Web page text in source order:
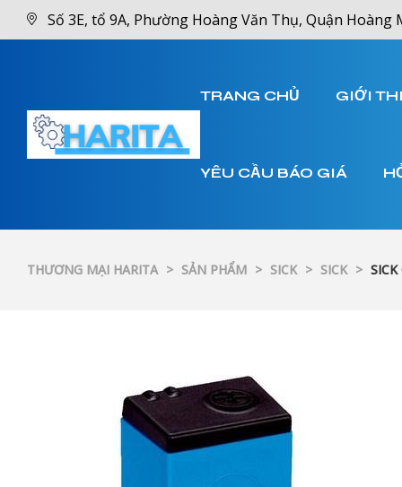
Số 3E, tổ 9A, Phường Hoàng Văn Thụ, Quận Hoàng
TRANG CHỦ GIỚI
YÊU CẦU BÁO GIÁ
THƯƠNG MẠI HARITA > SẢN PHẨM > SICK > SICK >